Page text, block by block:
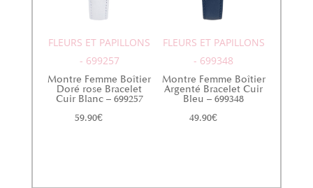
FLEURS ET PAPILLONS
- 699257
Montre Femme Boîtier
Doré rose Bracelet
Cuir Blanc – 699257
59.90€
FLEURS ET PAPILLONS
- 699348
Montre Femme Boîtier
Argenté Bracelet Cuir
Bleu – 699348
49.90€